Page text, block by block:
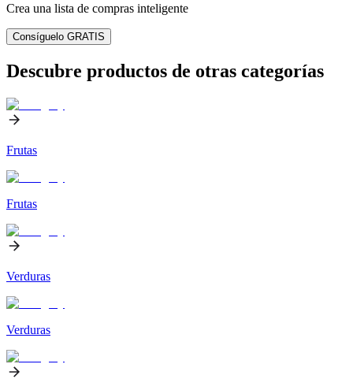
Crea una lista de compras inteligente
Consíguelo GRATIS
Descubre productos de otras categorías
Frutas
Frutas
Verduras
Verduras